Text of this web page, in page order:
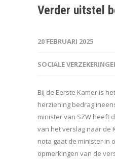
Verder uitstel
20 FEBRUARI 2025
SOCIALE
Bij de Eerste Kamer is
herziening bedrag
minister van SZW heeft
van het verslag naar de
nota gaat de minister in
opmerkingen van de